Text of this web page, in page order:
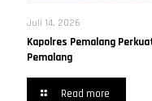
Juli 14, 2026
Kapolres Pemalang
Pemalang
Read more